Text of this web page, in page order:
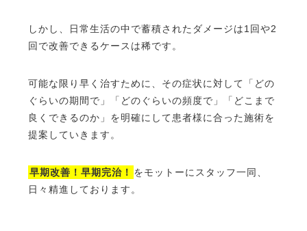
しかし、日常生活の中で蓄積されたダメージは1回や2
回で改善できるケースは稀です。
可能な限り早く治すために、その症状に対して「どの
ぐらいの期間で」「どのぐらいの頻度で」「どこまで
良くできるのか」を明確にして患者様に合った施術を
提案していきます。
早期改善！早期完治！ をモットーにスタッフ一同、
日々精進しております。